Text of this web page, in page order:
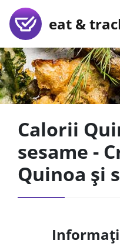
eat &
Calorii
sesame -
Quinoa și